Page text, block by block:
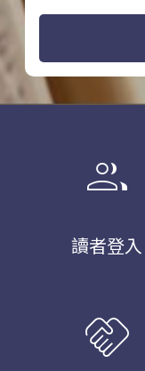
group
讀者登入
handshake